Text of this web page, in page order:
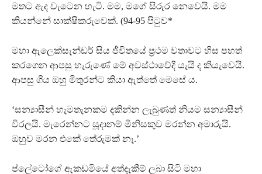
මතට ඇද වැටෙන හැටි. මම, මගේ සිරුර නෙවෙයි. මම
කියන්නේ සාක්ෂිකරුවෙක්. (94-95 පිටුව*
මහා ඇලෙක්සැන්ඩර් සිය ජීවිතයේ ප‍්‍රථම වතාවට හිස පහත්
කරගෙන ආපසු හැරුණේ මේ අවස්ථාවේදී යැයි ද කියැවෙයි.
ආපසු ගිය ඔහු මිතුරන්ට කියා ඇත්තේ මෙසේ ය.
‘සන්‍යාසීන් හැමතැනකම දකින්න ලැබුණත් නියම සන්‍යාසීන්
විරලයි. මැරෙන්නට සූදානම් මිනිසකුව මරන්න අමාරුයි.
ඔහුව මරන එකේ තේරුමක් නෑ.’
ප්ලේටෝගේ ඇකඩමියේ අත්දැකීම් ලබා සිටි මහා